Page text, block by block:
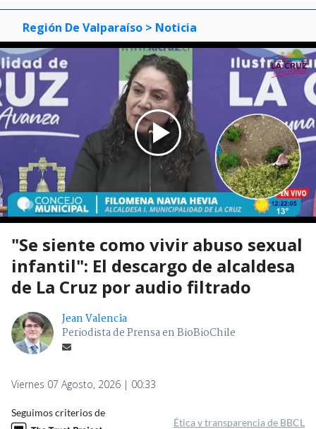
Región De Valparaíso > Noticia
"Se siente como vivir abuso sexual
infantil": El descargo de alcaldesa
de La Cruz por audio filtrado
Jean Valencia
Periodista de Prensa en BioBioChile
Viernes 07 Agosto, 2026 | 00:33
Seguimos criterios de
Ética y transparencia de BBCL